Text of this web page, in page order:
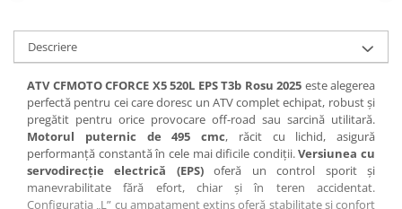
Descriere
ATV CFMOTO CFORCE X5 520L EPS T3b Rosu 2025 este alegerea
perfectă pentru cei care doresc un ATV complet echipat, robust și
pregătit pentru orice provocare off-road sau sarcină utilitară.
Motorul puternic de 495 cmc, răcit cu lichid, asigură
performanță constantă în cele mai dificile condiții.Versiunea cu
servodirecție electrică (EPS)oferă un control sporit și
manevrabilitate fără efort, chiar și în teren accidentat.
Configurația „L” cu ampatament extins oferă stabilitate și confort